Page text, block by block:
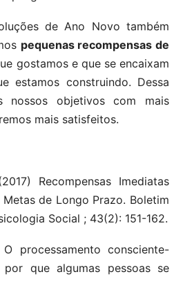
de Ano Novo também
pequenas recompensas de
gostamos e que se encaixam
estamos construindo. Dessa
nossos objetivos com mais
mais satisfeitos.
Recompensas Imediatas
de Longo Prazo. Boletim
Social ; 43(2): 151-162.
processamento consciente-
por que algumas pessoas se